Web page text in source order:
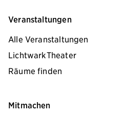
Veranstaltungen
Alle Veranstaltungen
LichtwarkTheater
Räume finden
Mitmachen